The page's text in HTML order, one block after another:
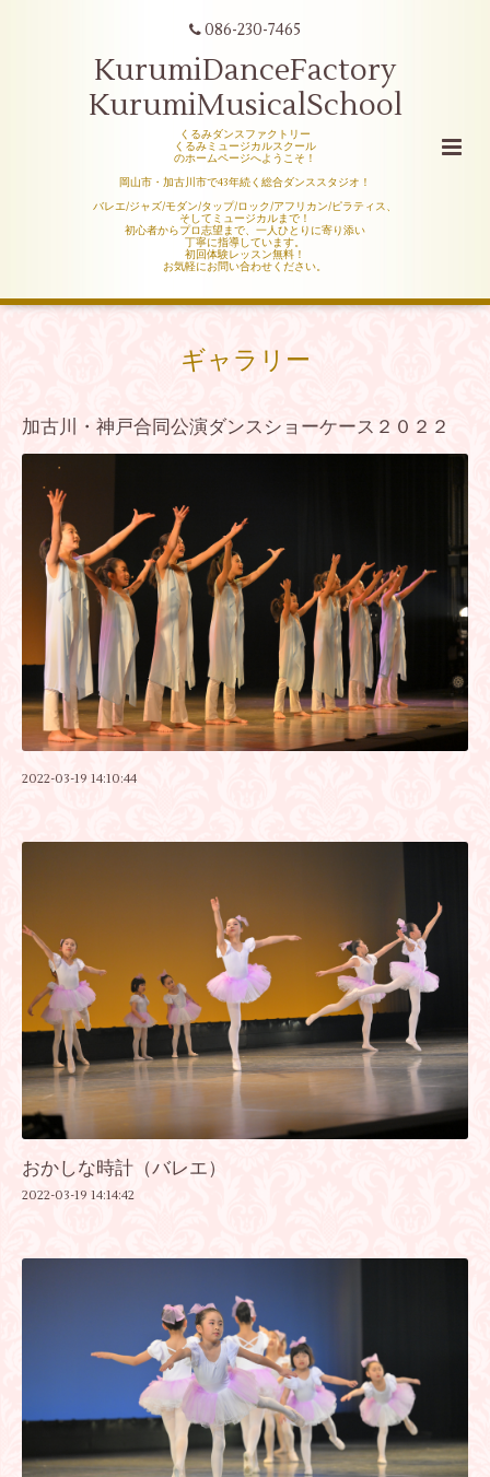
086-230-7465
KurumiDanceFactory
KurumiMusicalSchool
くるみダンスファクトリー
くるみミュージカルスクール
のホームページへようこそ！
岡山市・加古川市で43年続く総合ダンススタジオ！
バレエ/ジャズ/モダン/タップ/ロック/アフリカン/ピラティス、
そしてミュージカルまで！
初心者からプロ志望まで、一人ひとりに寄り添い
丁寧に指導しています。
初回体験レッスン無料！
お気軽にお問い合わせください。
ギャラリー
加古川・神戸合同公演ダンスショーケース２０２２
2022-03-19 14:10:44
おかしな時計（バレエ）
2022-03-19 14:14:42